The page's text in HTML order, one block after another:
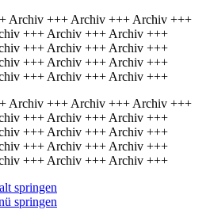
Archiv +++ Archiv +++ Archiv +++
+++ Archiv +++ Archiv +++
+++ Archiv +++ Archiv +++
+++ Archiv +++ Archiv +++
+++ Archiv +++ Archiv +++
Archiv +++ Archiv +++ Archiv +++
+++ Archiv +++ Archiv +++
+++ Archiv +++ Archiv +++
+++ Archiv +++ Archiv +++
+++ Archiv +++ Archiv +++
springen
springen